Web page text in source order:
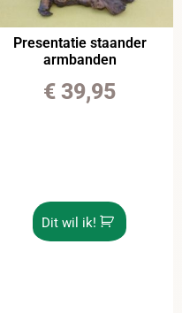
Presentatie staander
armbanden
€ 39,95
Dit wil ik!